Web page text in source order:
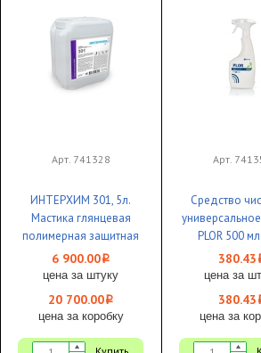
Арт. 741328
ИНТЕРХИМ 301, 5л.
Мастика глянцевая
полимерная защитная
дисперсия 1/2 ЧЗ
6 900.00i
цена за штуку
20 700.00i
цена за коробку
Арт.
Средство
PLOR 500
380.43
цена за
380.43
цена за